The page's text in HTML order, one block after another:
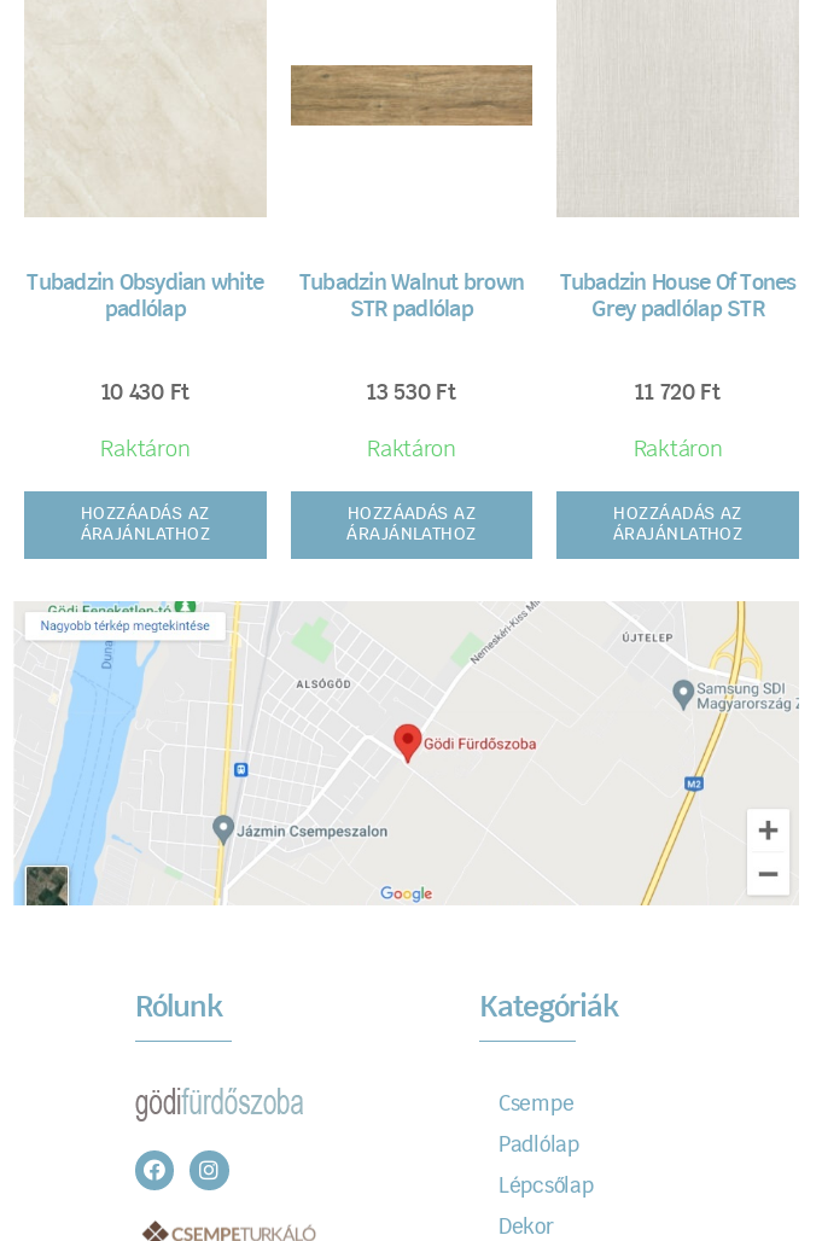
Tubadzin Obsydian white
padlólap
10 430 Ft
Raktáron
HOZZÁADÁS AZ
ÁRAJÁNLATHOZ
Tubadzin Walnut brown
STR padlólap
13 530 Ft
Raktáron
HOZZÁADÁS AZ
ÁRAJÁNLATHOZ
Tubadzin House Of Tones
Grey padlólap STR
11 720 Ft
Raktáron
HOZZÁADÁS AZ
ÁRAJÁNLATHOZ
Rólunk Kategóriák
Csempe
Padlólap
Lépcsőlap
Dekor